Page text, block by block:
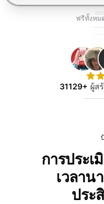
ฟรีทั้งหม
31129+ผู้สร้
การประเ
เวลาน
ประ